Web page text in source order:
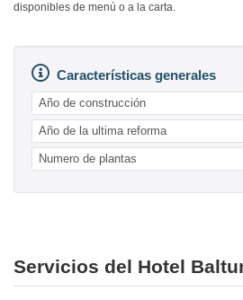
disponibles de menú o a la carta.
Características generales
Año de construcción
Año de la ultima reforma
Numero de plantas
Servicios del Hotel